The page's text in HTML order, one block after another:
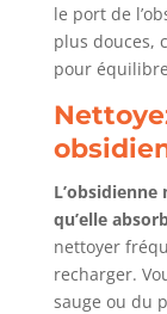
le port de
plus douces,
pour
qu’elle
nettoyer
recharger.
sauge ou du